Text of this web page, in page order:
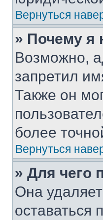
Вернуться
» Почему я
Возможно,
запретил
Также он
более
Вернуться
» Для чего
Она